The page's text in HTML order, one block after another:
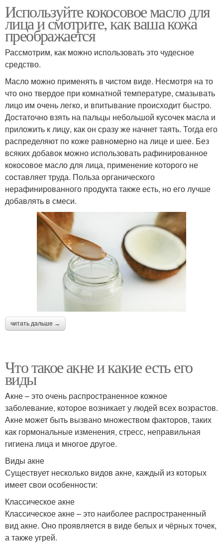
Используйте кокосовое масло для
лица и смотрите, как ваша кожа
преображается
Рассмотрим, как можно использовать это чудесное
средство.
Масло можно применять в чистом виде. Несмотря на то
что оно твердое при комнатной температуре, смазывать
лицо им очень легко, и впитывание происходит быстро.
Достаточно взять на пальцы небольшой кусочек масла и
приложить к лицу, как он сразу же начнет таять. Тогда его
распределяют по коже равномерно на лице и шее. Без
всяких добавок можно использовать рафинированное
кокосовое масло для лица, применение которого не
составляет труда. Польза органического
нерафинированного продукта также есть, но его лучше
добавлять в смеси.
читать дальше →
Что такое акне и какие есть его
виды
Aкне – это очень распространенное кожное
заболевание, которое возникает у людей всех возрастов.
Акне может быть вызвано множеством факторов, таких
как гормональные изменения, стресс, неправильная
гигиена лица и многое другое.
Виды акне
Существует несколько видов акне, каждый из которых
имеет свои особенности:
Классическое акне
Классическое акне – это наиболее распространенный
вид акне. Оно проявляется в виде белых и чёрных точек,
а также угрей.